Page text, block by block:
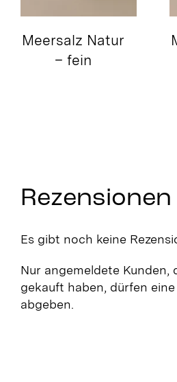
Meersalz Natur
– fein
Rezensionen
Es gibt noch keine
Nur angemeldete Kunden,
gekauft haben, dürfen eine
abgeben.